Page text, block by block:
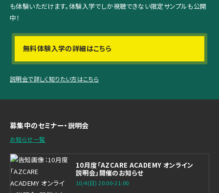
も体験いただけます。体験入学でしか視聴できない限定サンプルも公開
中！
無料体験入学の詳細はこちら
説明会で詳しく知りたい方はこちら
募集中のセミナー・説明会
お知らせ一覧
10月度「AZCARE ACADEMY オンライン
説明会」開催のお知らせ
10/4(日) 20:00-21:00